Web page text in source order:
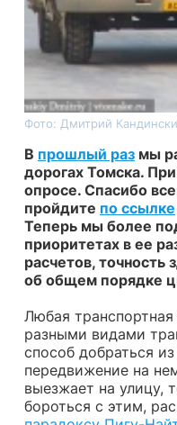
Фото: Дмитрий
В прошлый раз мы
дорогах Томска.
опросе. Спасибо
пройдите по ссылке
Теперь мы более
приоритетах в ее
расчетов, точность
об общем порядке
Любая
разными видами
способ добраться
передвижение на
выезжает на улицу,
бороться с этим,